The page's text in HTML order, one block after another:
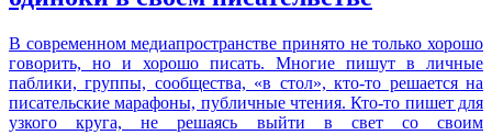
В современном медиапространстве принято не только хорошо
говорить, но и хорошо писать. Многие пишут в личные
паблики, группы, сообщества, «в стол», кто-то решается на
писательские марафоны, публичные чтения. Кто-то пишет для
узкого круга, не решаясь выйти в свет со своим